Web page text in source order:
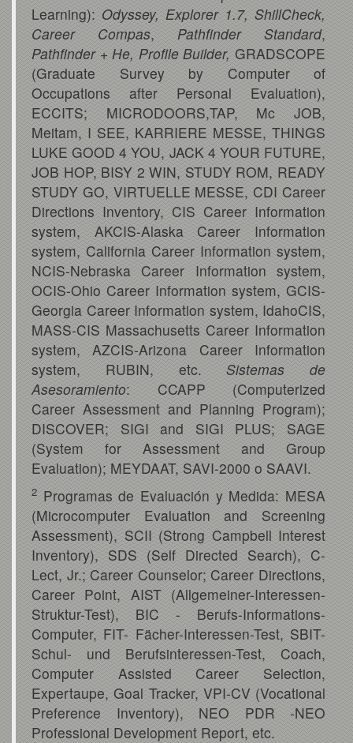
Learning): Odyssey, Explorer 1.7, ShillCheck,
Career Compas, Pathfinder Standard,
Pathfinder + He, Profile Builder, GRADSCOPE
(Graduate Survey by Computer of
Occupations after Personal Evaluation),
ECCITS; MICRODOORS,TAP, Mc JOB,
Meitam, I SEE, KARRIERE MESSE, THINGS
LUKE GOOD 4 YOU, JACK 4 YOUR FUTURE,
JOB HOP, BISY 2 WIN, STUDY ROM, READY
STUDY GO, VIRTUELLE MESSE, CDI Career
Directions Inventory, CIS Career Information
system, AKCIS-Alaska Career Information
system, California Career Information system,
NCIS-Nebraska Career Information system,
OCIS-Ohio Career Information system, GCIS-
Georgia Career Information system, IdahoCIS,
MASS-CIS Massachusetts Career Information
system, AZCIS-Arizona Career Information
system, RUBIN, etc.Sistemas de
Asesoramiento: CCAPP (Computerized
Career Assessment and Planning Program);
DISCOVER; SIGI and SIGI PLUS; SAGE
(System for Assessment and Group
Evaluation); MEYDAAT, SAVI-2000 o SAAVI.
2 Programas de Evaluación y Medida: MESA
(Microcomputer Evaluation and Screening
Assessment), SCII (Strong Campbell Interest
Inventory), SDS (Self Directed Search), C-
Lect, Jr.; Career Counselor; Career Directions,
Career Point, AIST (Allgemeiner-Interessen-
Struktur-Test), BIC - Berufs-Informations-
Computer, FIT- Fächer-Interessen-Test, SBIT-
Schul- und Berufsinteressen-Test, Coach,
Computer Assisted Career Selection,
Expertaupe, Goal Tracker, VPI-CV (Vocational
Preference Inventory), NEO PDR -NEO
Professional Development Report, etc.